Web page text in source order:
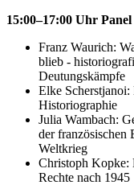
15:00–17:00 Uhr
Franz Waurich:
blieb -
Deutungskämpfe
Elke Scherstjanoi:
Historiographie
Julia Wambach:
der französischen
Weltkrieg
Christoph Kopke:
Rechte nach 1945